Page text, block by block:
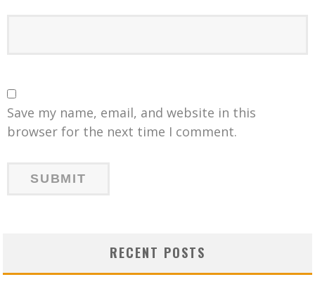
Save my name, email, and website in this
browser for the next time I comment.
RECENT POSTS